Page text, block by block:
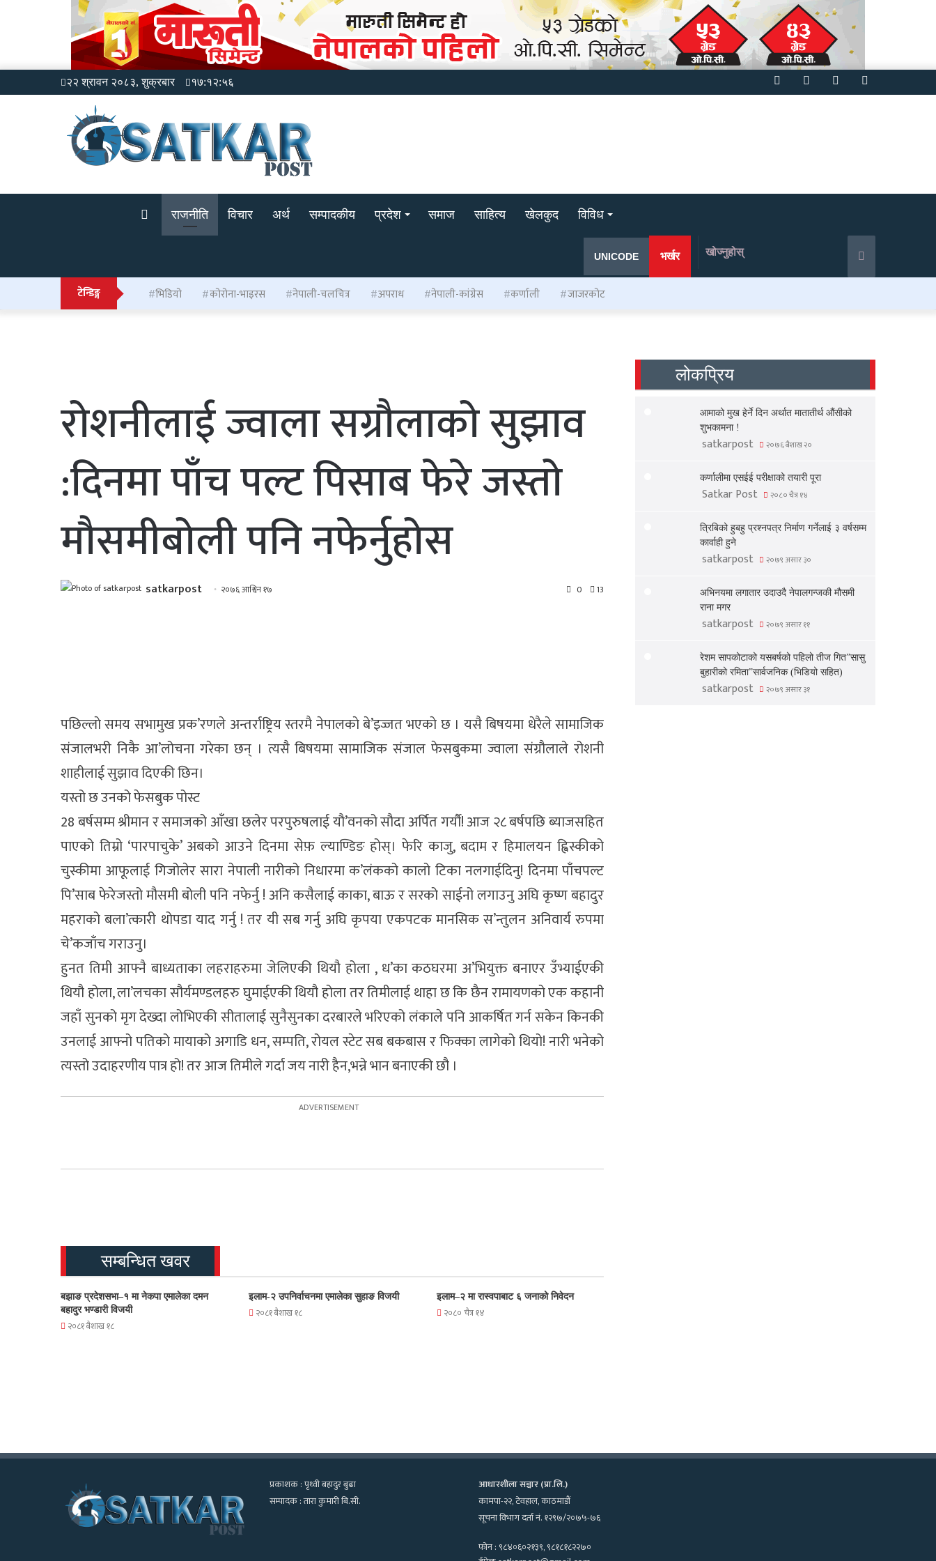
२२ श्रावन २०८३, शुक्रबार १७:१२:५६ YouTube
Twitter
Facebook
राजनीति विचार अर्थ सम्पादकीय प्रदेश समाज साहित्य खेलकुद विविध
भर्खर
UNICODE
टेन्डिङ्ग भिडियो कोरोना-भाइरस नेपाली-चलचित्र अपराध नेपाली-कांग्रेस कर्णाली जाजरकोट
रोशनीलाई ज्वाला सग्रौलाको सुझाव
:दिनमा पाँच पल्ट पिसाब फेरे जस्तो
मौसमीबोली पनि नफेर्नुहोस
satkarpost २०७६ आश्विन १७ 0 13
पछिल्लाे समय सभामुख प्रक’रणले अन्तर्राष्ट्रिय स्तरमै नेपालकाे बे’इज्जत भएकाे छ । यसै बिषयमा धेरैले सामाजिक
संजालभरी निकै आ’लोचना गरेका छन् । त्यसै बिषयमा सामाजिक संजाल फेसबुकमा ज्वाला संग्रौलाले रोशनी
शाहीलाई सुझाव दिएकी छिन।
यस्तो छ उनको फेसबुक पोस्ट
28 बर्षसम्म श्रीमान र समाजको आँखा छलेर परपुरुषलाई यौ’वनको सौदा अर्पित गर्यौ! आज २८ बर्षपछि ब्याजसहित
पाएको तिम्रो ‘पारपाचुके’ अबको आउने दिनमा सेफ़ ल्याण्डिङ होस्। फेरि काजु, बदाम र हिमालयन ह्विस्कीको
चुस्कीमा आफूलाई गिजोलेर सारा नेपाली नारीको निधारमा क’लंकको कालो टिका नलगाईदिनु! दिनमा पाँचपल्ट
पि’साब फेरेजस्तो मौसमी बोली पनि नफेर्नु ! अनि कसैलाई काका, बाऊ र सरको साईनो लगाउनु अघि कृष्ण बहादुर
महराको बला’त्कारी थोपडा याद गर्नु ! तर यी सब गर्नु अघि कृपया एकपटक मानसिक स’न्तुलन अनिवार्य रुपमा
चे’कजाँच गराउनु।
हुनत तिमी आफ्नै बाध्यताका लहराहरुमा जेलिएकी थियौ होला , ध’का कठघरमा अ’भियुक्त बनाएर उँभ्याईएकी
थियौ होला, ला’लचका सौर्यमण्डलहरु घुमाईएकी थियौ होला तर तिमीलाई थाहा छ कि छैन रामायणको एक कहानी
जहाँ सुनको मृग देख्दा लोभिएकी सीतालाई सुनैसुनका दरबारले भरिएको लंकाले पनि आकर्षित गर्न सकेन किनकी
उनलाई आफ्नो पतिको मायाको अगाडि धन, सम्पति, रोयल स्टेट सब बकबास र फिक्का लागेको थियो! नारी भनेको
त्यस्तो उदाहरणीय पात्र हो! तर आज तिमीले गर्दा जय नारी हैन,भन्ने भान बनाएकी छौ ।
सम्बन्धित खवर
बझाङ प्रदेशसभा–१ मा नेकपा एमालेका दमन
बहादुर भण्डारी विजयी
२०८१ बैशाख १८
इलाम-२ उपनिर्वाचनमा एमालेका सुहाङ विजयी
२०८१ बैशाख १८
इलाम–२ मा रास्वपाबाट ६ जनाको निवेदन
२०८० चैत्र १४
लोकप्रिय
आमाको मुख हेर्ने दिन अर्थात मातातीर्थ औंसीको
शुभकामना !
satkarpost २०७६ बैशाख २०
कर्णालीमा एसईई परीक्षाको तयारी पूरा
Satkar Post २०८० चैत्र १४
त्रिबिको हुबहु प्रश्नपत्र निर्माण गर्नेलाई ३ वर्षसम्म
कार्वाही हुने
satkarpost २०७९ असार ३०
अभिनयमा लगातार उदाउदै नेपालगन्जकी मौसमी
राना मगर
satkarpost २०७९ असार ११
रेशम सापकोटाको यसबर्षको पहिलो तीज गित”सासु
बुहारीको रमिता”सार्वजनिक (भिडियो सहित)
satkarpost २०७९ असार ३१
प्रकाशक : पृथ्वी बहादुर बुढा
सम्पादक : तारा कुमारी बि.सी.
आधारशीला सञ्चार (प्रा.लि.)
कामपा-२२, टेवहाल, काठमाडाैं
सूचना विभाग दर्ता नं. १२९७/२०७५-७६
फोन : ९८४०६०२१३९, ९८१८१८२२७०